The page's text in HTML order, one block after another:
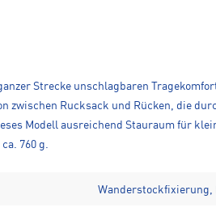
Strecke unschlagbaren
zwischen Rucksack und Rücken, die
Modell ausreichend Stauraum für
760 g.
Wanderstockfixierung,